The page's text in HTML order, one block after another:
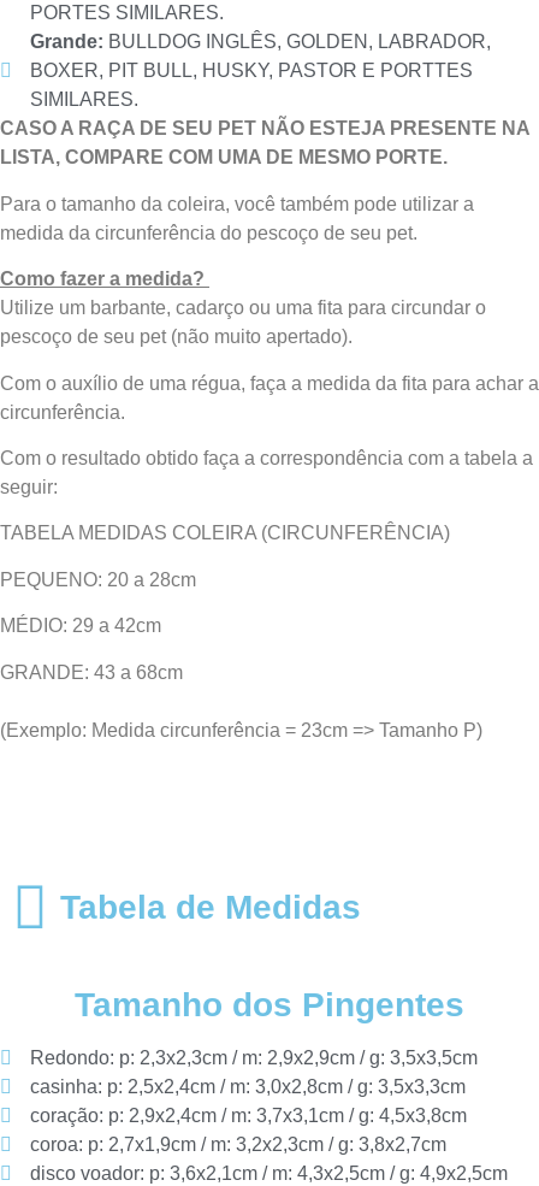
PORTES SIMILARES.
Grande: BULLDOG INGLÊS, GOLDEN, LABRADOR,
BOXER, PIT BULL, HUSKY, PASTOR E PORTTES
SIMILARES.
CASO A RAÇA DE SEU PET NÃO ESTEJA PRESENTE NA
LISTA, COMPARE COM UMA DE MESMO PORTE.
Para o tamanho da coleira, você também pode utilizar a
medida da circunferência do pescoço de seu pet.
Como fazer a medida?
Utilize um barbante, cadarço ou uma fita para circundar o
pescoço de seu pet (não muito apertado).
Com o auxílio de uma régua, faça a medida da fita para achar a
circunferência.
Com o resultado obtido faça a correspondência com a tabela a
seguir:
TABELA MEDIDAS COLEIRA (CIRCUNFERÊNCIA)
PEQUENO: 20 a 28cm
MÉDIO: 29 a 42cm
GRANDE: 43 a 68cm
(Exemplo: Medida circunferência = 23cm => Tamanho P)​
Tabela de Medidas
Tamanho dos Pingentes
Redondo: p: 2,3x2,3cm / m: 2,9x2,9cm / g: 3,5x3,5cm
casinha: p: 2,5x2,4cm / m: 3,0x2,8cm / g: 3,5x3,3cm
coração: p: 2,9x2,4cm / m: 3,7x3,1cm / g: 4,5x3,8cm
coroa: p: 2,7x1,9cm / m: 3,2x2,3cm / g: 3,8x2,7cm
disco voador: p: 3,6x2,1cm / m: 4,3x2,5cm / g: 4,9x2,5cm